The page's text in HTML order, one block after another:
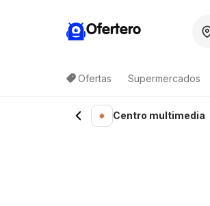
Ofertero
Ofertas Supermercados
Centro multimedia